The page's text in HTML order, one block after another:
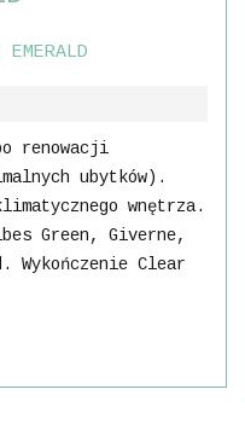
renowacji
ubytków).
wnętrza.
Green, Giverne,
Wykończenie Clear